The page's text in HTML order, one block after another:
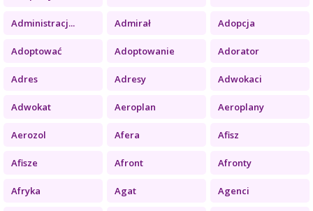
Administracj... Admirał Adopcja
Adoptować Adoptowanie Adorator
Adres Adresy Adwokaci
Adwokat Aeroplan Aeroplany
Aerozol Afera Afisz
Afisze Afront Afronty
Afryka Agat Agenci